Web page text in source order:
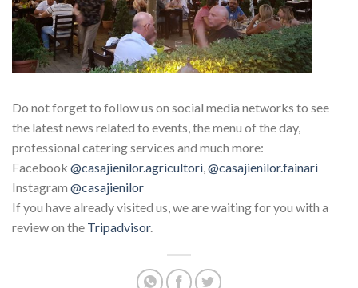
Do not forget to follow us on social media networks to see
the latest news related to events, the menu of the day,
professional catering services and much more:
Facebook @casajienilor.agricultori,@casajienilor.fainari
Instagram @casajienilor
If you have already visited us, we are waiting for you with a
review on the Tripadvisor.